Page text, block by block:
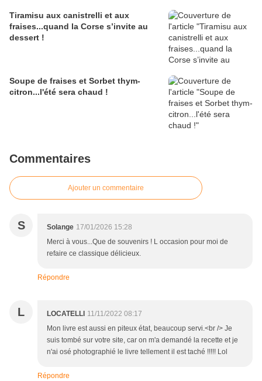
Tiramisu aux canistrelli et aux
fraises...quand la Corse s’invite au
dessert !
Soupe de fraises et Sorbet thym-
citron...l'été sera chaud !
Commentaires
Ajouter un commentaire
S Solange 17/01/2026 15:28
Merci à vous...Que de souvenirs ! L occasion pour moi de
refaire ce classique délicieux.
Répondre
L LOCATELLI 11/11/2022 08:17
Mon livre est aussi en piteux état, beaucoup servi.<br /> Je
suis tombé sur votre site, car on m'a demandé la recette et je
n'ai osé photographié le livre tellement il est taché !!!!! Lol
Répondre